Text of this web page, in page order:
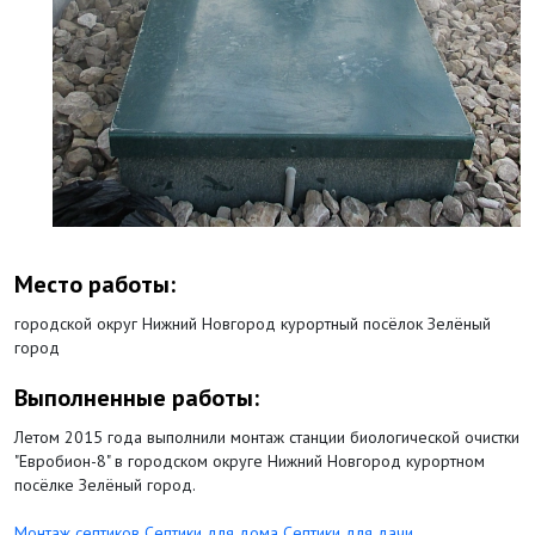
Место работы:
городской округ Нижний Новгород курортный посёлок Зелёный
город
Выполненные работы:
Летом 2015 года выполнили монтаж станции биологической очистки
"Евробион-8" в городском округе Нижний Новгород курортном
посёлке Зелёный город.